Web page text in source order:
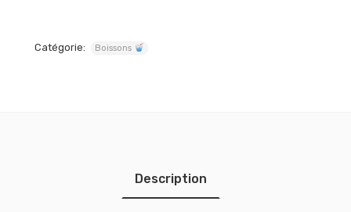
Catégorie: Boissons
Description